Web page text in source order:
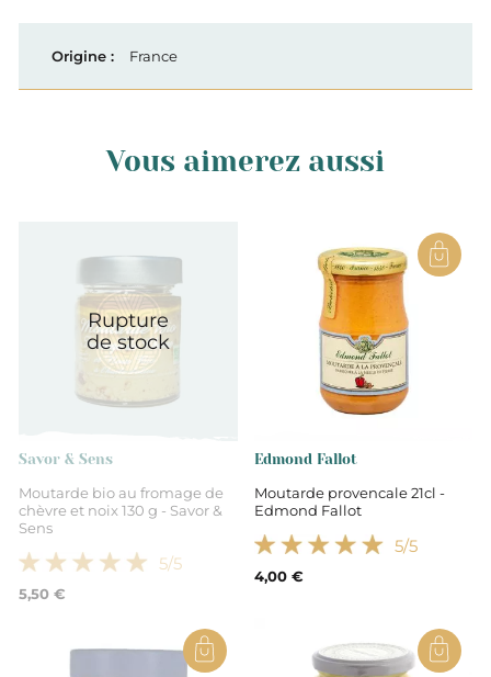
France
Vous aimerez aussi
Rupture
de stock
Savor & Sens
Moutarde bio au fromage de
chèvre et noix 130 g - Savor &
Sens
5/5
5,50 €
Edmond Fallot
Moutarde provencale 21cl -
Edmond Fallot
5/5
4,00 €